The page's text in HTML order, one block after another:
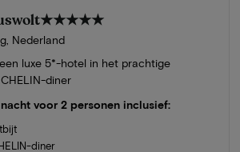
★★★★★
Nederland
luxe 5*-hotel in het prachtige
diner
nacht voor 2 personen inclusief:
diner